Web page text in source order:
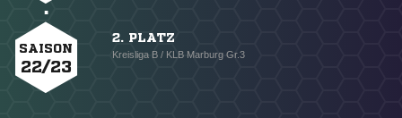
SAISON
22/23
2. PLATZ
Kreisliga B / KLB Marburg Gr.3